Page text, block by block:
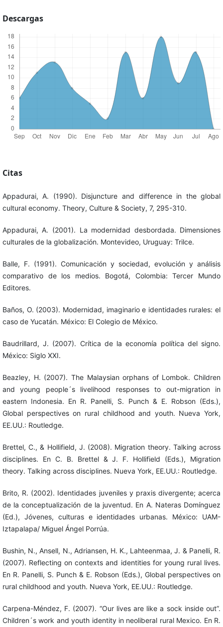
Descargas
Citas
Appadurai, A. (1990). Disjuncture and difference in the global
cultural economy. Theory, Culture & Society, 7, 295-310.
Appadurai, A. (2001). La modernidad desbordada. Dimensiones
culturales de la globalización. Montevideo, Uruguay: Trilce.
Balle, F. (1991). Comunicación y sociedad, evolución y análisis
comparativo de los medios. Bogotá, Colombia: Tercer Mundo
Editores.
Baños, O. (2003). Modernidad, imaginario e identidades rurales: el
caso de Yucatán. México: El Colegio de México.
Baudrillard, J. (2007). Crítica de la economía política del signo.
México: Siglo XXI.
Beazley, H. (2007). The Malaysian orphans of Lombok. Children
and young people´s livelihood responses to out-migration in
eastern Indonesia. En R. Panelli, S. Punch & E. Robson (Eds.),
Global perspectives on rural childhood and youth. Nueva York,
EE.UU.: Routledge.
Brettel, C., & Hollifield, J. (2008). Migration theory. Talking across
disciplines. En C. B. Brettel & J. F. Hollifield (Eds.), Migration
theory. Talking across disciplines. Nueva York, EE.UU.: Routledge.
Brito, R. (2002). Identidades juveniles y praxis divergente; acerca
de la conceptualización de la juventud. En A. Nateras Domínguez
(Ed.), Jóvenes, culturas e identidades urbanas. México: UAM-
Iztapalapa/ Miguel Ángel Porrúa.
Bushin, N., Ansell, N., Adriansen, H. K., Lahteenmaa, J. & Panelli, R.
(2007). Reflecting on contexts and identities for young rural lives.
En R. Panelli, S. Punch & E. Robson (Eds.), Global perspectives on
rural childhood and youth. Nueva York, EE.UU.: Routledge.
Carpena-Méndez, F. (2007). “Our lives are like a sock inside out”.
Children´s work and youth identity in neoliberal rural Mexico. En R.